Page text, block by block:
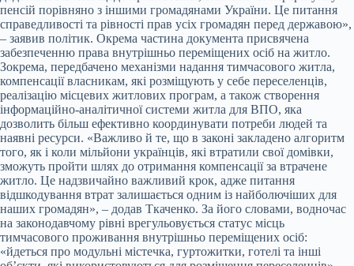
пенсій порівняно з іншими громадянами України. Це питання
справедливості та рівності прав усіх громадян перед державою»,
– заявив політик. Окрема частина документа присвячена
забезпеченню права внутрішньо переміщених осіб на житло.
Зокрема, передбачено механізми надання тимчасового житла,
компенсації власникам, які розміщують у себе переселенців,
реалізацію місцевих житлових програм, а також створення
інформаційно-аналітичної системи житла для ВПО, яка
дозволить більш ефективно координувати потреби людей та
наявні ресурси. «Важливо й те, що в законі закладено алгоритм
того, як і коли мільйони українців, які втратили свої домівки,
зможуть пройти шлях до отримання компенсації за втрачене
житло. Це надзвичайно важливий крок, адже питання
відшкодування втрат залишається одним із найболючіших для
наших громадян», – додав Ткаченко. За його словами, водночас
на законодавчому рівні врегульовується статус місць
тимчасового проживання внутрішньо переміщених осіб:
«йдеться про модульні містечка, гуртожитки, готелі та інші